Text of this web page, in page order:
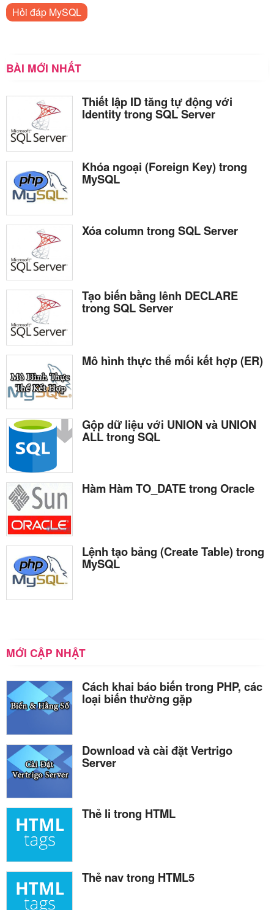
Hỏi đáp MySQL
BÀI MỚI NHẤT
Thiết lập ID tăng tự động với
Identity trong SQL Server
Khóa ngoại (Foreign Key) trong
MySQL
Xóa column trong SQL Server
Tạo biến bằng lênh DECLARE
trong SQL Server
Mô hình thực thể mối kết hợp (ER)
Gộp dữ liệu với UNION và UNION
ALL trong SQL
Hàm Hàm TO_DATE trong Oracle
Lệnh tạo bảng (Create Table) trong
MySQL
MỚI CẬP NHẬT
Cách khai báo biến trong PHP, các
loại biến thường gặp
Download và cài đặt Vertrigo
Server
Thẻ li trong HTML
Thẻ nav trong HTML5